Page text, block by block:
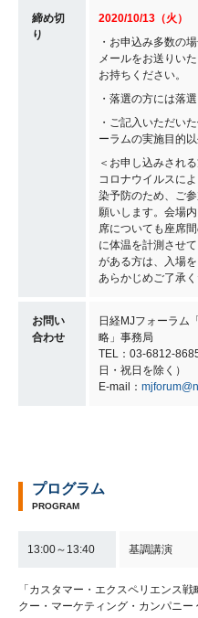
締め切
り
2020/10/13（火）
・お申込み多数の
メールをお送りい
お持ちください。
・落選の方には落
・ご記入いただい
ーラムの実施目的
＜お申し込みされ
コロナウイルスに
染予防のため、ご
願いします。会場
席についても座席
に体温を計測させ
がある方は、入場
あらかじめご了承く
お問い
合わせ
日経MJフォーラム
略」事務局
TEL：03-6812-
日・祝日を除く）
E-mail：
プログラム
PROGRAM
13:00～13:40 基調講演
「カスタマー・エクスペリエンス戦
クー・マーケティング・カンパニ